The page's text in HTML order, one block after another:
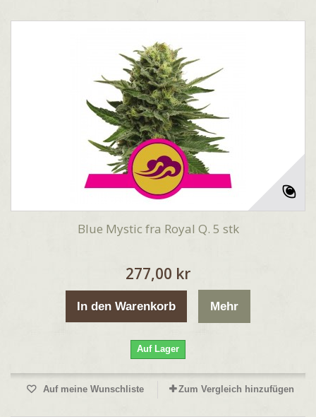
Blue Mystic fra Royal Q. 5 stk
277,00 kr
In den Warenkorb Mehr
Auf Lager
Auf meine Wunschliste Zum Vergleich hinzufügen